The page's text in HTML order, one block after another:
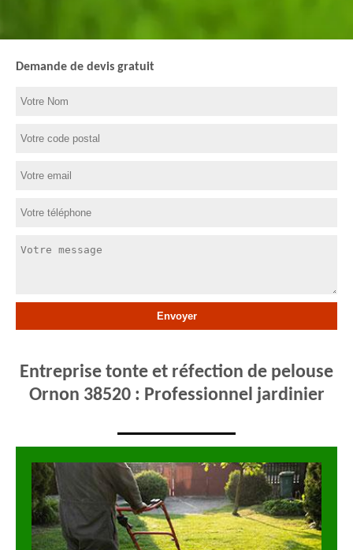
Demande de devis gratuit
Entreprise tonte et réfection de pelouse
Ornon 38520 : Professionnel jardinier